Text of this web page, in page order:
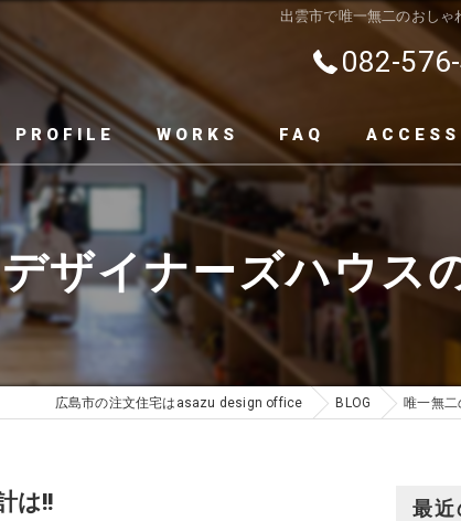
出雲市で唯一無二のおし
082-
PROFILE WORKS FAQ ACCESS
ザイナーズハウス
広島市の注文住宅はasazu design office BLOG 唯一無二
は!! 最近